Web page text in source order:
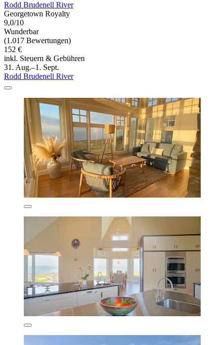
Rodd Brudenell River
Georgetown Royalty
9,0/10
Wunderbar
(1.017 Bewertungen)
152 €
inkl. Steuern & Gebühren
31. Aug.–1. Sept.
Rodd Brudenell River